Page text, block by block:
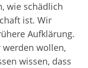
wie schädlich
ist. Wir
Aufklärung.
werden wollen,
wissen, dass